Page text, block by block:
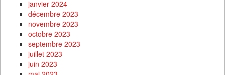
janvier 2024
décembre 2023
novembre 2023
octobre 2023
septembre 2023
juillet 2023
juin 2023